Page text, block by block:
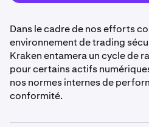
Dans le cadre de nos efforts
environnement de trading
Kraken entamera un cycle de
pour certains actifs
nos normes internes de
conformité.